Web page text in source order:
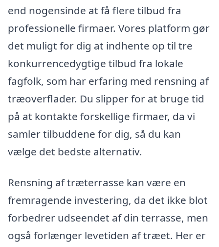
end nogensinde at få flere tilbud fra
professionelle firmaer. Vores platform gør
det muligt for dig at indhente op til tre
konkurrencedygtige tilbud fra lokale
fagfolk, som har erfaring med rensning af
træoverflader. Du slipper for at bruge tid
på at kontakte forskellige firmaer, da vi
samler tilbuddene for dig, så du kan
vælge det bedste alternativ.
Rensning af træterrasse kan være en
fremragende investering, da det ikke blot
forbedrer udseendet af din terrasse, men
også forlænger levetiden af træet. Her er